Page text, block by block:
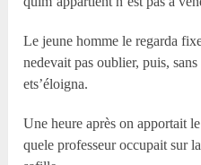
Le jeune homme le regarda
nedevait pas oublier, puis,
ets’éloigna.
Une heure après on apportait
quele professeur occupait sur